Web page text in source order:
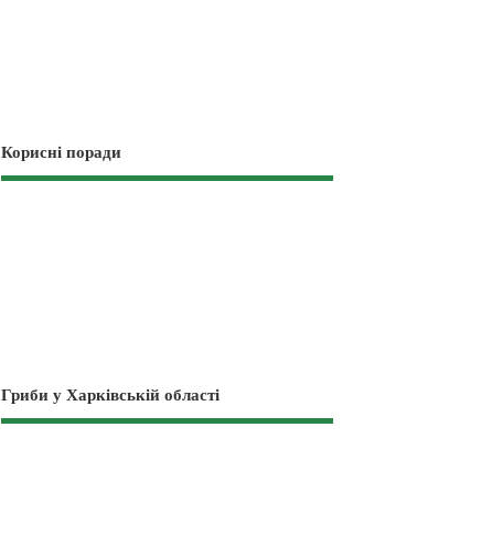
Корисні поради
Гриби у Харківській області